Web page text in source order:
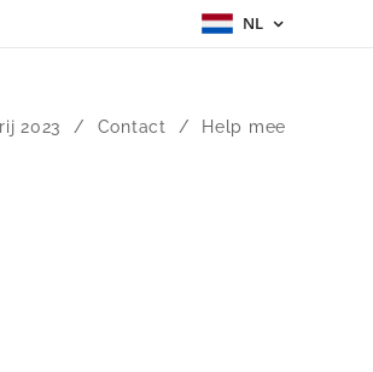
NL
2023 Contact Help mee